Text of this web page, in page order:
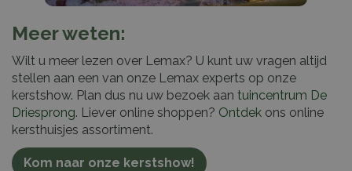
Meer weten:
Wilt u meer lezen over Lemax? U kunt uw vragen altijd
stellen aan een van onze Lemax experts op onze
kerstshow. Plan dus nu uw bezoek aan tuincentrum De
Driesprong. Liever online shoppen? Ontdek ons online
kersthuisjes assortiment.
Kom naar onze kerstshow!